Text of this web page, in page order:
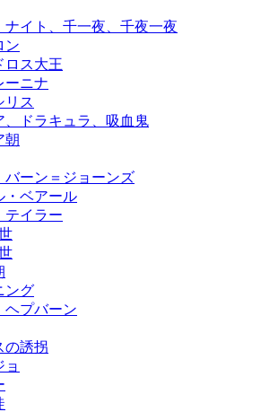
ナイト、千一夜、千夜一夜
ン
ロス大王
ーニナ
リス
、ドラキュラ、吸血鬼
朝
バーン＝ジョーンズ
・ベアール
テイラー
ング
ヘプバーン
の誘拐
ョ